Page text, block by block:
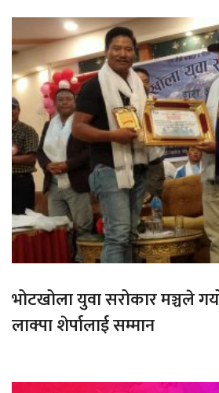
भोटखोला युवा सरोकार मञ्चले
लाक्पा शेर्पालाई सम्मान